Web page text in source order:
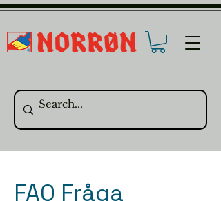
FAQ Fråga